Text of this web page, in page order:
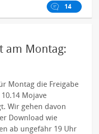
14
am Montag:
Montag die Freigabe
Mojave
Wir gehen davon
Download wie
ab ungefähr 19 Uhr